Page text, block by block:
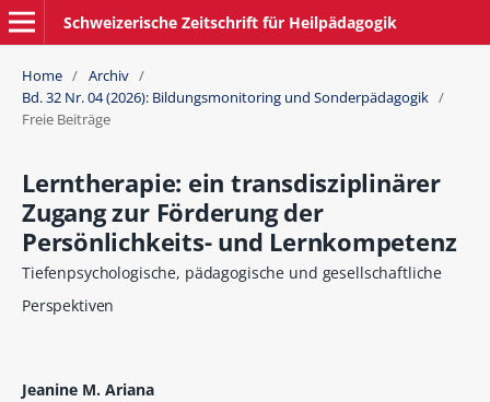
Schweizerische Zeitschrift für Heilpädagogik
Home / Archiv /
Bd. 32 Nr. 04 (2026): Bildungsmonitoring und Sonderpädagogik /
Freie Beiträge
Lerntherapie: ein transdisziplinärer
Zugang zur Förderung der
Persönlichkeits- und Lernkompetenz
Tiefenpsychologische, pädagogische und gesellschaftliche
Perspektiven
Jeanine M. Ariana